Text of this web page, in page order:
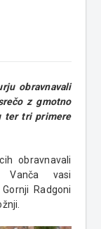
obravnavali
z gmotno
ter tri primere
obravnavali
Vanča vasi
Radgoni